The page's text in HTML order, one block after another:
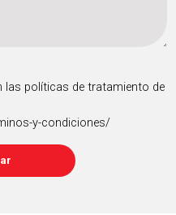
las políticas de tratamiento de
y-condiciones/